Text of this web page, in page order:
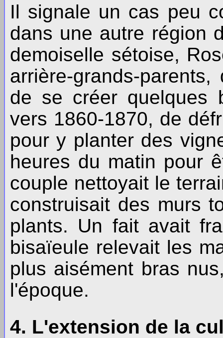
Il signale un cas peu
dans une autre région
demoiselle sétoise,
arrière-grands-
de se créer quelques
vers 1860-1870, de
pour y planter des
heures du matin pour
couple nettoyait le
construisait des murs
plants. Un fait avait
bisaïeule relevait les
plus aisément bras
l'époque.
4. L'extension de la